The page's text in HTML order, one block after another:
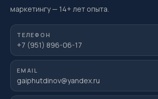
маркетингу— 14+ лет опыта.
ТЕЛЕФОН
+7 (951) 896-06-17
EMAIL
gaiphutdinov@yandex.ru